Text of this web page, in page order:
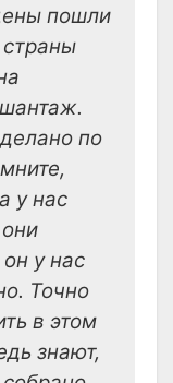
пошли
по
у нас
у нас
Точно
в этом
знают,